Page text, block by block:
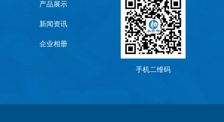
手机二维码
产品展示
新闻资讯
企业相册